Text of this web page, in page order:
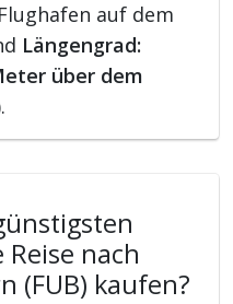
auf dem
Längengrad:
über dem
nach
(FUB) kaufen?